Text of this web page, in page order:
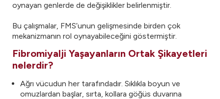
oynayan genlerde de değişiklikler belirlenmiştir.
Bu çalışmalar, FMS’unun gelişmesinde birden çok
mekanizmanın rol oynayabileceğini göstermiştir.
Fibromiyalji Yaşayanların Ortak Şikayetleri
nelerdir?
Ağrı vücudun her tarafındadır. Sıklıkla boyun ve
omuzlardan başlar, sırta, kollara göğüs duvarına